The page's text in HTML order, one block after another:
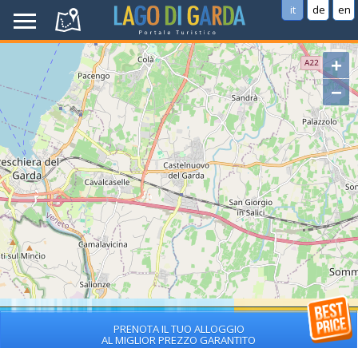
it de en
+
−
PRENOTA IL TUO ALLOGGIO
AL MIGLIOR PREZZO GARANTITO